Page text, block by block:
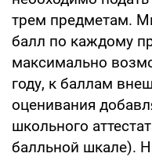
трем предметам.
балл по каждому
максимально
году, к баллам
оценивания
школьного
балльной шкале).